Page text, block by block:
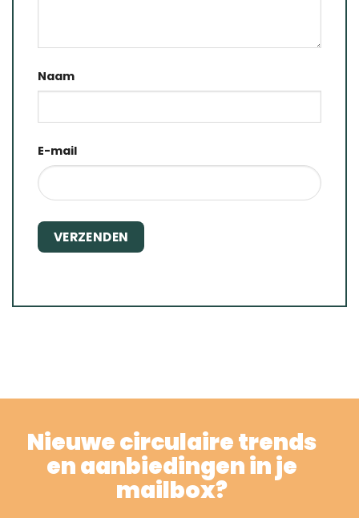
Naam
E-mail
Nieuwe circulaire trends
en aanbiedingen in je
mailbox?